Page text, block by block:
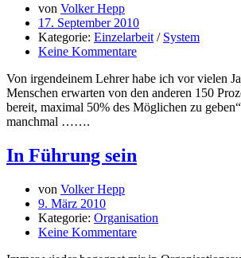
von Volker Hepp
17. September 2010
Kategorie: Einzelarbeit / System
Keine Kommentare
Von irgendeinem Lehrer habe ich vor vielen
Menschen erwarten von den anderen 150
bereit, maximal 50% des Möglichen zu
manchmal …….
In Führung sein
von Volker Hepp
9. März 2010
Kategorie: Organisation
Keine Kommentare